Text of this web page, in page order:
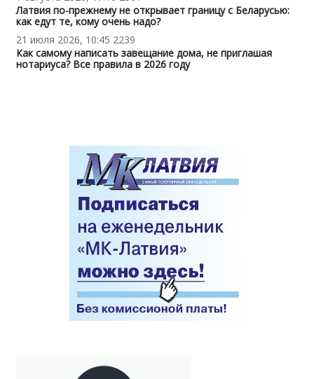
Латвия по-прежнему не открывает границу с Беларусью:
как едут те, кому очень надо?
21 июля 2026, 10:45 2239
Как самому написать завещание дома, не приглашая
нотариуса? Все правила в 2026 году